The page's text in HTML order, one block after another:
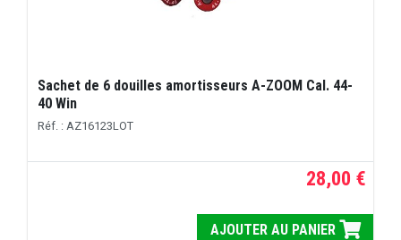
Sachet de 6 douilles amortisseurs A-ZOOM Cal. 44-
40 Win
Réf. : AZ16123LOT
28,00 €
AJOUTER AU PANIER